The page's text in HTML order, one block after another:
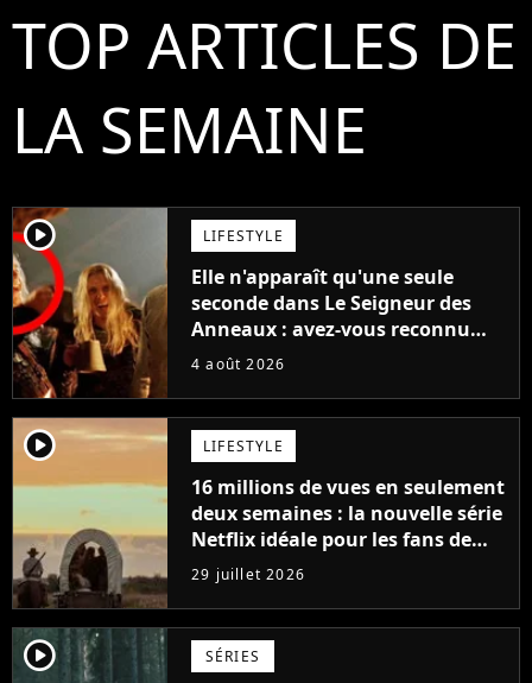
TOP ARTICLES DE
LA SEMAINE
player2 LIFESTYLE
Elle n'apparaît qu'une seule
seconde dans Le Seigneur des
Anneaux : avez-vous reconnu
cette légende du cinéma dans la
4 août 2026
player2 LIFESTYLE
16 millions de vues en seulement
deux semaines : la nouvelle série
Netflix idéale pour les fans de
Yellowstone
29 juillet 2026
player2 SÉRIES